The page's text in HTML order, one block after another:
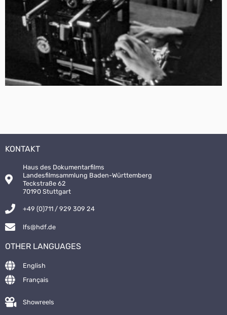
KONTAKT
Haus des Dokumentarfilms
Landesfilmsammlung Baden-Württemberg
Teckstraße 62
70190 Stuttgart
+49 (0)711 / 929 309 24
lfs@hdf.de
OTHER LANGUAGES
English
Français
Showreels